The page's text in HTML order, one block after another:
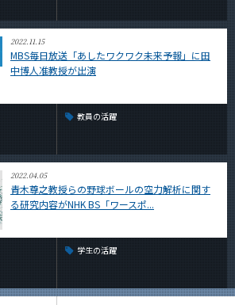
2022.11.15
MBS毎日放送「あしたワクワク未来予報」に田
中博人准教授が出演
教員の活躍
2022.04.05
青木尊之教授らの野球ボールの空力解析に関す
る研究内容がNHK BS「ワースポ...
学生の活躍